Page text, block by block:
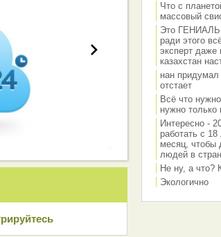
Что с
массовый
Это
ради этого
эксперт
казахстан
нан придумал
отстает
Всё что
нужно только
Интересно -
работать с
месяц, чтобы
людей в
Не ну, а что?
Экологично